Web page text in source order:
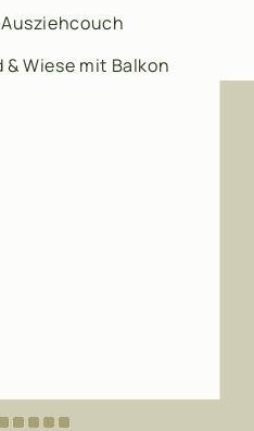
Wiese mit Balkon